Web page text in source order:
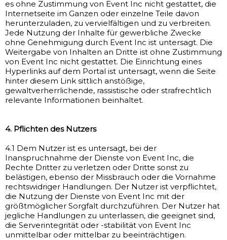
es ohne Zustimmung von Event Inc nicht gestattet, die
Internetseite im Ganzen oder einzelne Teile davon
herunterzuladen, zu vervielfältigen und zu verbreiten.
Jede Nutzung der Inhalte für gewerbliche Zwecke
ohne Genehmigung durch Event Inc ist untersagt. Die
Weitergabe von Inhalten an Dritte ist ohne Zustimmung
von Event Inc nicht gestattet. Die Einrichtung eines
Hyperlinks auf dem Portal ist untersagt, wenn die Seite
hinter diesem Link sittlich anstößige,
gewaltverherrlichende, rassistische oder strafrechtlich
relevante Informationen beinhaltet.
4. Pflichten des Nutzers
4.1 Dem Nutzer ist es untersagt, bei der
Inanspruchnahme der Dienste von Event Inc, die
Rechte Dritter zu verletzen oder Dritte sonst zu
belästigen, ebenso der Missbrauch oder die Vornahme
rechtswidriger Handlungen. Der Nutzer ist verpflichtet,
die Nutzung der Dienste von Event Inc mit der
größtmöglicher Sorgfalt durchzuführen. Der Nutzer hat
jegliche Handlungen zu unterlassen, die geeignet sind,
die Serverintegrität oder -stabilität von Event Inc
unmittelbar oder mittelbar zu beeinträchtigen.